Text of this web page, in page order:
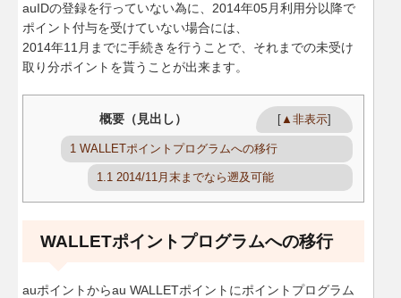
auIDの登録を行っていない為に、2014年05月利用分以降で
ポイント付与を受けていない場合には、
2014年11月までに手続きを行うことで、それまでの未受け
取り分ポイントを貰うことが出来ます。
概要（見出し） ▲非表示
1 WALLETポイントプログラムへの移行
1.1 2014/11月末までなら遡及可能
WALLETポイントプログラムへの移行
auポイントからau WALLETポイントにポイントプログラム